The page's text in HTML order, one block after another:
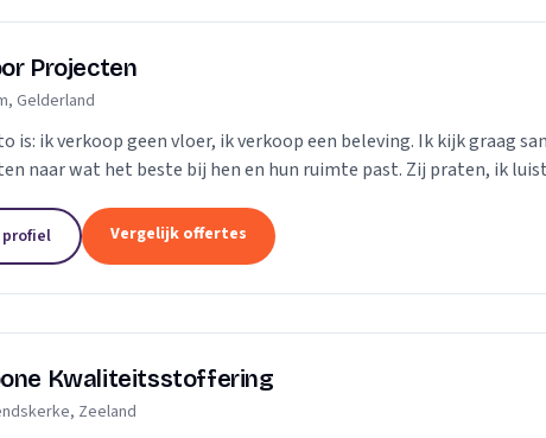
Projecten
Gelderland
is: ik verkoop geen vloer, ik verkoop een beleving. Ik kijk graag
naar wat het beste bij hen en hun ruimte past. Zij praten, ik
profiel Vergelijk offertes
Kwaliteitsstoffering
Zeeland